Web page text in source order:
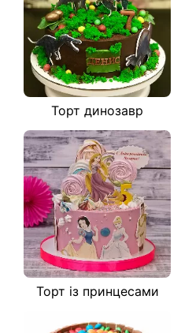
Торт динозавр
Торт із принцесами